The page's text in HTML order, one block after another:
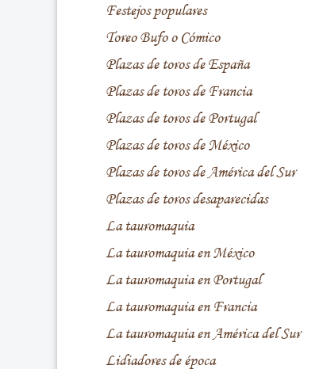
Festejos populares
Toreo Bufo o Cómico
Plazas de toros de España
Plazas de toros de Francia
Plazas de toros de Portugal
Plazas de toros de México
Plazas de toros de América del Sur
Plazas de toros desaparecidas
La tauromaquia
La tauromaquia en México
La tauromaquia en Portugal
La tauromaquia en Francia
La tauromaquia en América del Sur
Lidiadores de época